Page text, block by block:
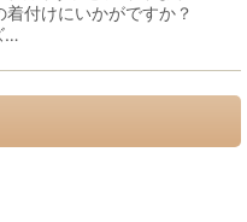
着付けにいかがですか？
…